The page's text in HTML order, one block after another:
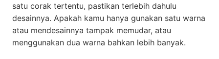
satu corak tertentu, pastikan terlebih dahulu
desainnya. Apakah kamu hanya gunakan satu warna
atau mendesainnya tampak memudar, atau
menggunakan dua warna bahkan lebih banyak.